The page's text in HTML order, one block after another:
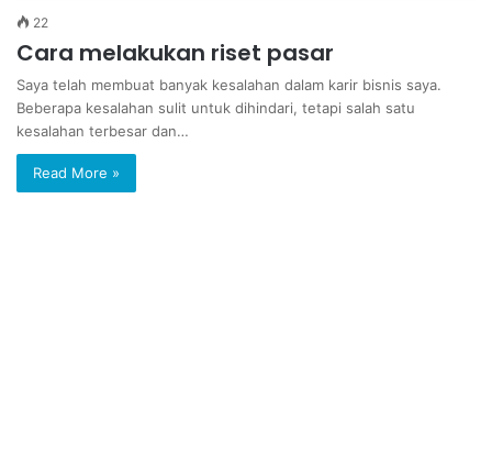
22
Cara melakukan riset pasar
Saya telah membuat banyak kesalahan dalam karir bisnis saya.
Beberapa kesalahan sulit untuk dihindari, tetapi salah satu
kesalahan terbesar dan…
Read More »